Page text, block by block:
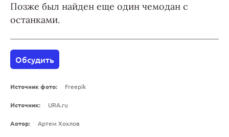
Позже был найден еще один чемодан с
останками.
Обсудить
Источник фото: Freepik
Источник: URA.ru
Автор: Артем Хохлов